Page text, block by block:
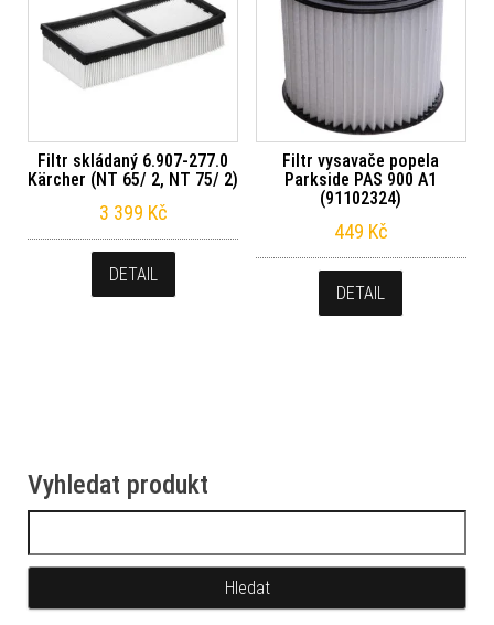
Filtr skládaný 6.907-277.0
Kärcher (NT 65/ 2, NT 75/ 2)
3 399 Kč
DETAIL
Filtr vysavače popela
Parkside PAS 900 A1
(91102324)
449 Kč
DETAIL
Vyhledat produkt